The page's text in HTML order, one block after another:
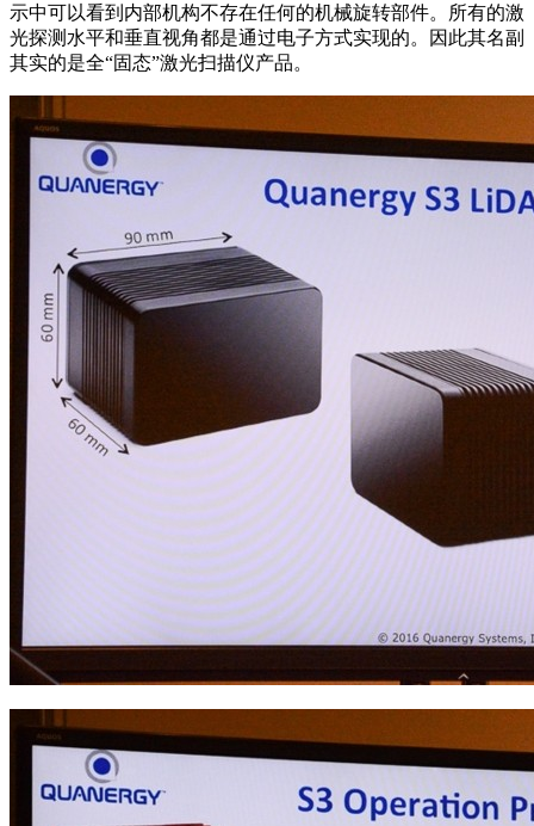
示中可以看到内部机构不存在任何的机械旋转部件。所有的激
光探测水平和垂直视角都是通过电子方式实现的。因此其名副
其实的是全“固态”激光扫描仪产品。